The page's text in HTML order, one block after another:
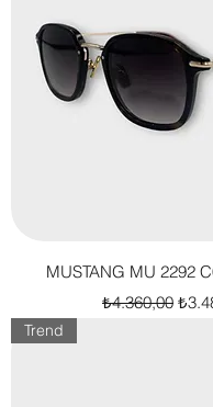
MUSTANG MU 2292
Normal Fiyat
₺4.360,00
Trend